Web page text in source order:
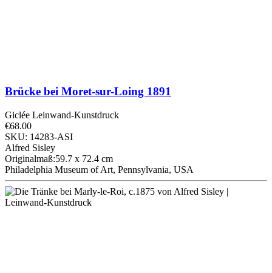
Brücke bei Moret-sur-Loing 1891
Giclée Leinwand-Kunstdruck
€68.00
SKU: 14283-ASI
Alfred Sisley
Originalmaß:59.7 x 72.4 cm
Philadelphia Museum of Art, Pennsylvania, USA